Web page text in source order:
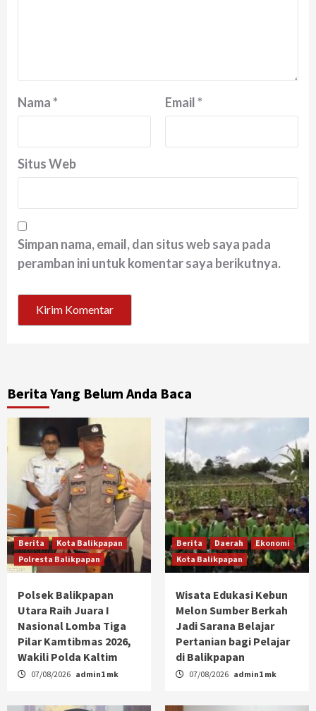
Nama* Email*
Situs Web
Simpan nama, email, dan situs web saya pada
peramban ini untuk komentar saya berikutnya.
Berita Yang Belum Anda Baca
Berita
Kota Balikpapan
Polresta Balikpapan
Polsek Balikpapan
Utara Raih Juara I
Nasional Lomba Tiga
Pilar Kamtibmas 2026,
Wakili Polda Kaltim
07/08/2026 admin1 mk
Berita Daerah
Ekonomi
Kota Balikpapan
Wisata Edukasi Kebun
Melon Sumber Berkah
Jadi Sarana Belajar
Pertanian bagi Pelajar
di Balikpapan
07/08/2026 admin1 mk